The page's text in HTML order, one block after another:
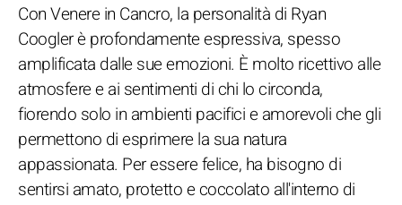
Con Venere in Cancro, la personalità di Ryan
Coogler è profondamente espressiva, spesso
amplificata dalle sue emozioni. È molto ricettivo alle
atmosfere e ai sentimenti di chi lo circonda,
fiorendo solo in ambienti pacifici e amorevoli che gli
permettono di esprimere la sua natura
appassionata. Per essere felice, ha bisogno di
sentirsi amato, protetto e coccolato all'interno di